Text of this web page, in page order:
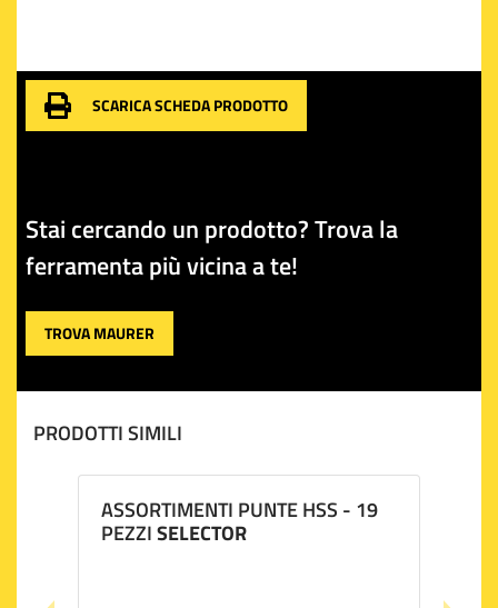
SCARICA SCHEDA PRODOTTO
Stai cercando un prodotto? Trova la
ferramenta più vicina a te!
TROVA MAURER
PRODOTTI SIMILI
ASSORTIMENTI PUNTE HSS - 19
PEZZISELECTOR